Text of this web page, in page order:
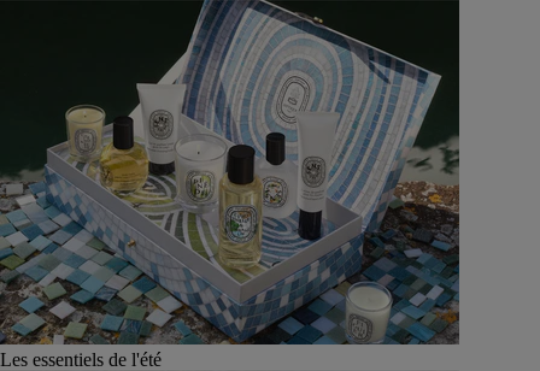
Les essentiels de l'été